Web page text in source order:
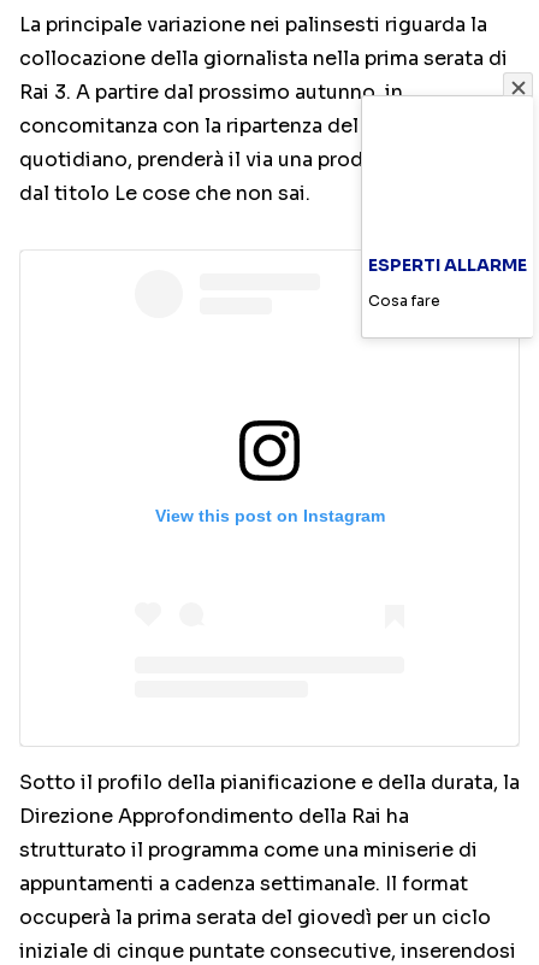
La principale variazione nei palinsesti riguarda la
collocazione della giornalista nella prima serata di
Rai 3. A partire dal prossimo autunno, in
concomitanza con la ripartenza del daytime
quotidiano, prenderà il via una produzione originale
dal titolo Le cose che non sai.
View this post on Instagram
Sotto il profilo della pianificazione e della durata, la
Direzione Approfondimento della Rai ha
strutturato il programma come una miniserie di
appuntamenti a cadenza settimanale. Il format
occuperà la prima serata del giovedì per un ciclo
iniziale di cinque puntate consecutive, inserendosi
ESPERTI ALLARME
Cosa fare